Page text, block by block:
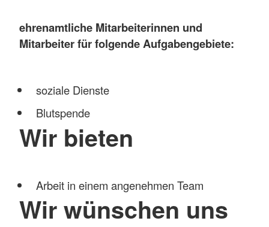
ehrenamtliche Mitarbeiterinnen und
Mitarbeiter für folgende Aufgabengebiete:
soziale Dienste
Blutspende
Wir bieten
Arbeit in einem angenehmen Team
Wir wünschen uns